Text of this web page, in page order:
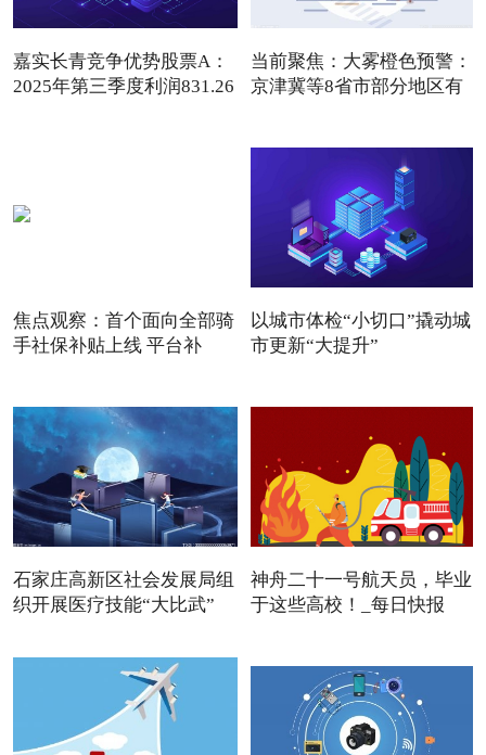
嘉实长青竞争优势股票A：
2025年第三季度利润831.26
当前聚焦：大雾橙色预警：
京津冀等8省市部分地区有
焦点观察：首个面向全部骑
手社保补贴上线 平台补
以城市体检“小切口”撬动城
市更新“大提升”
石家庄高新区社会发展局组
织开展医疗技能“大比武”
神舟二十一号航天员，毕业
于这些高校！_每日快报